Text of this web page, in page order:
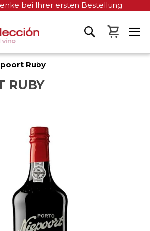
bei Ihrer ersten Bestellung
Mein
Ruby
RUBY